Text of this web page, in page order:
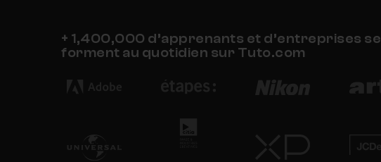
+ 1,400,000 d’apprenants et d’entreprises se
forment au quotidien sur Tuto.com